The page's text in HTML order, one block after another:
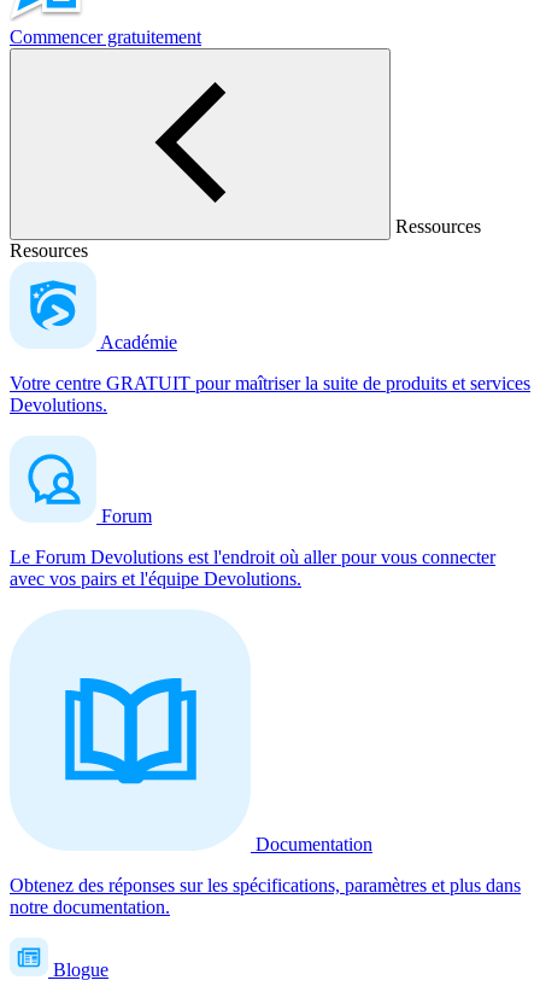
Commencer gratuitement
Ressources
Resources
Académie
Votre centre GRATUIT pour maîtriser la suite de produits et services
Devolutions.
Forum
Le Forum Devolutions est l'endroit où aller pour vous connecter
avec vos pairs et l'équipe Devolutions.
Documentation
Obtenez des réponses sur les spécifications, paramètres et plus dans
notre documentation.
Blogue